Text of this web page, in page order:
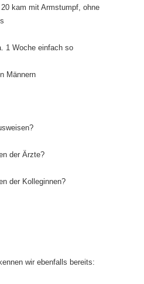
kam mit Armstumpf, ohne
1 Woche einfach so
Männern
der Ärzte?
der Kolleginnen?
kennen wir ebenfalls bereits: